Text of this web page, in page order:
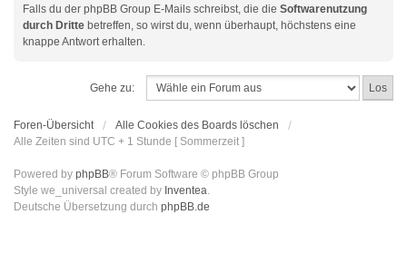
Falls du der phpBB Group E-Mails schreibst, die die Softwarenutzung
durch Dritte betreffen, so wirst du, wenn überhaupt, höchstens eine
knappe Antwort erhalten.
Gehe zu:
Foren-Übersicht
Alle Cookies des Boards löschen
Alle Zeiten sind UTC + 1 Stunde [ Sommerzeit ]
Powered by phpBB® Forum Software © phpBB Group
Style we_universal created by Inventea.
Deutsche Übersetzung durch phpBB.de